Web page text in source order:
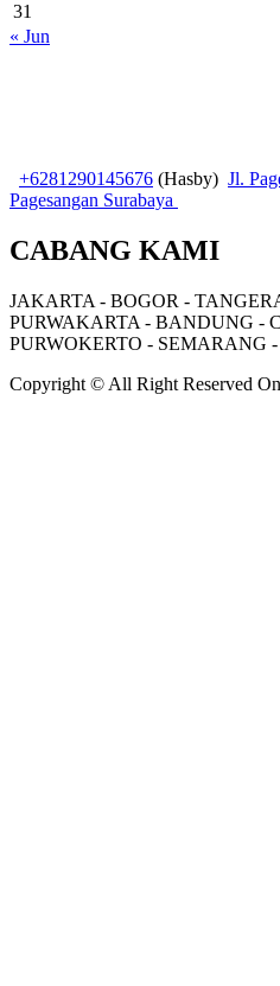
31
« Jun
+6281290145676 (Hasby) Jl.
Pagesangan Surabaya
CABANG KAMI
JAKARTA - BOGOR -
PURWAKARTA - BANDUNG -
PURWOKERTO - SEMARANG
Copyright © All Right Reserved